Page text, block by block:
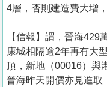
們
4層，否則建造費大增
【信報】謂，晉海429
康城相隔逾2年再有大
頂，新地（00016）與
晉海昨天開價亦見進取